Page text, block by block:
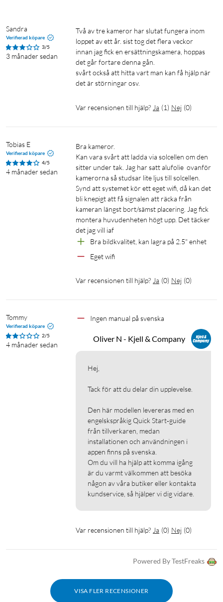
notiser. Se när ditt barn kommer hem efter skolan, eller få en
notis när en främling närmar sig din bostad.
Förvandla natt till dag
Den inbyggda spotlighten lyser upp det omgivande området
inställning finns också.
Smarta detektionszoner
Anpassa de områden där kameran kommer att upptäcka
rörelse. Ställ in zonen så att den passar ditt hem så att du bara
får de varningar du bryr dig om. Kan även ställa in flera olika
aktivitetszoner baserat på dina inställningar och behov.
Tillförlitlig lagring – lokal lagring
Lagra säkert upp till 3 månaders inspelningar via 16 GB
eMMC (kan utökas med en 2,5" SDD/HDD upp till 5 TB)
Militärklassad kryptering
AES-128 datakryptering säkerställer att dina bilder hålls
Realtidsrespons
Tala direkt med alla som närmar sig ditt hem via tvåvägsljud.
Stöd för Amazon Alexa och Google Assistant
Anslut dina enheter till Google Assistant eller Amazon Alexa
för fullständig kontroll över din övervakning.
Basstationen är kompatibel med tidigare Eufy-kameror som
Battery Cam, EufyCam, EufyCam E, EufyCam 2/2C/2 Pro/2C
Pro/Doorbell 2K. Under 2023 släpps även stöd för Floodlight,
Indoor Cam, Outdoor Cam och Doorbell Dual_T8213.
Batteritid: 365 dagar
AI-detektion: Personer, djur och fordon
Basenhet lagring: 16 GB EMMC, 3 månaders användning. Kan
Sandra
Verifierad köpare
3/5
3 månader sedan
två av tre kameror har slutat fungera inom
loppet av ett år. sist tog det flera veckor
innan jag fick en ersättningskamera, hoppas
det går fortare denna gån.
svårt också att hitta vart man kan få hjälp när
det är störningar osv.
Var recensionen till hjälp? Ja (1) Nej (0)
Tobias E
Verifierad köpare
4/5
4 månader sedan
Bra kameror.
Kan vara svårt att ladda via solcellen om den
sitter under tak. Jag har satt alufolie  ovanför
kamerorna så studsar lite ljus till solcellen.
Synd att systemet kör ett eget wifi, då kan det
bli knepigt att få signalen att räcka från
kameran längst bort/sämst placering. Jag fick
montera huvudenheten högt upp. Det täcker
det jag vill iaf
Bra bildkvalitet, kan lagra på 2.5" enhet
Eget wifi
Var recensionen till hjälp? Ja (0) Nej (0)
Tommy
Verifierad köpare
2/5
4 månader sedan
Ingen manual på svenska
Oliver N - Kjell & Company
Hej,
Tack för att du delar din upplevelse.
Den här modellen levereras med en
engelskspråkig Quick Start‑guide
från tillverkaren, medan
installationen och användningen i
appen finns på svenska.
Om du vill ha hjälp att komma igång
är du varmt välkommen att besöka
någon av våra butiker eller kontakta
kundservice, så hjälper vi dig vidare.
Var recensionen till hjälp? Ja (0) Nej (0)
Powered By TestFreaks
VISA FLER RECENSIONER